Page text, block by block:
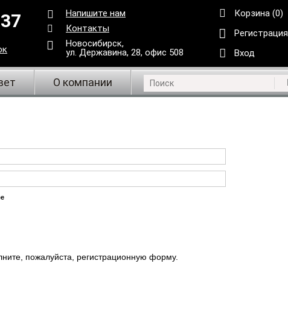
Напишите нам
Контакты
Новосибирск,
ул. Державина, 28, офис 508
Корзина (0)
Регистрация
Вход
О компании
пожалуйста, регистрационную форму.